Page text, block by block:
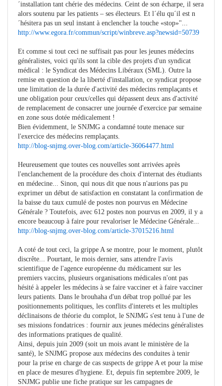
´installation tant chérie des médecins. Ceint de son écharpe, il sera
alors soutenu par les patients – ses électeurs. Et l´élu qu´il est n
´hésitera pas un seul instant à enclencher la touche «stop»"...
http://www.egora.fr/commun/script/winbreve.asp?newsid=50739
Et comme si tout ceci ne suffisait pas pour les jeunes médecins
généralistes, voici qu'ils sont la cible des projets d'un syndicat
médical : le Syndicat des Médecins Libéraux (SML). Outre la
remise en question de la liberté d'installation, ce syndicat propose
une limitation de la durée d'activité des médecins remplaçants et
une obligation pour ceux/celles qui dépassent deux ans d'activité
de remplacement de consacrer une journée d'exercice par semaine
en zone sous dotée médicalement !
Bien évidemment, le SNJMG a condamné toute menace sur
l'exercice des médecins remplaçants.
http://blog-snjmg.over-blog.com/article-36064477.html
Heureusement que toutes ces nouvelles sont arrivées après
l'enclanchement de la procédure des choix d'internat des étudiants
en médecine... Sinon, qui nous dit que nous n'aurions pas pu
exprimer un début de satisfaction en constatant la confirmation de
la baisse du taux cumulé de postes non pourvus en Médecine
Générale ? Toutefois, avec 612 postes non pourvus en 2009, il y a
encore beaucoup à faire pour revaloriser le Médecine Générale...
http://blog-snjmg.over-blog.com/article-37015216.html
A coté de tout ceci, la grippe A se montre, pour le moment, plutôt
discrête... Pourtant, le mois dernier, sans attendre l'avis
scientifique de l'agence européenne du médicament sur les
premiers vaccins, plusieurs organisations médicales n'ont pas
hésité à appeler les médecins à se faire vacciner et à faire vacciner
leurs patients. Dans le brouhaha d'un débat trop pollué par les
positionnements politiques, les conflits d'interets et les multiples
déclinaisons de théorie du complot, le SNJMG s'est tenu à l'une de
ses missions fondatrices : fournir aux jeunes médecins généralistes
des informations pratiques de qualité.
Ainsi, depuis juin 2009 (soit un mois avant le ministère de la
santé), le SNJMG propose aux médecins des conduites à tenir
pour la prise en charge de cas suspects de grippe A et pour la mise
en place de mesures d'hygiene. Et, depuis fin septembre 2009, le
SNJMG publie une fiche pratique sur les campagnes de